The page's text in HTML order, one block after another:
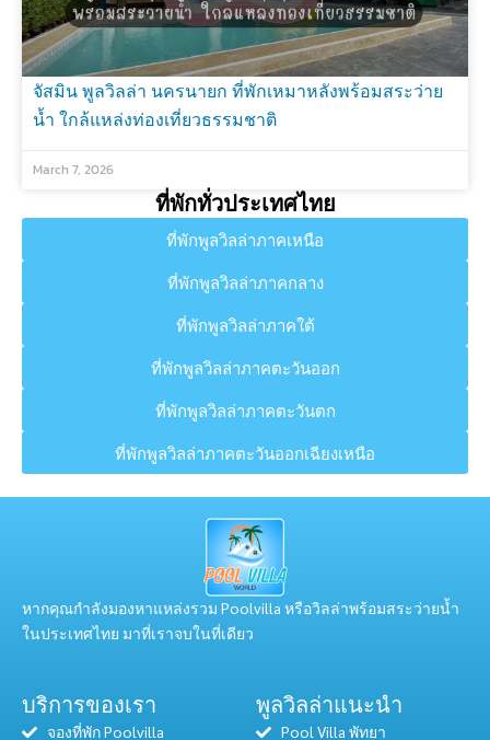
จัสมิน พูลวิลล่า นครนายก ที่พักเหมาหลังพร้อมสระว่าย
น้ำ ใกล้แหล่งท่องเที่ยวธรรมชาติ
March 7, 2026
ที่พักทั่วประเทศไทย
ที่พักพูลวิลล่าภาคเหนือ
ที่พักพูลวิลล่าภาคกลาง
ที่พักพูลวิลล่าภาคใต้
ที่พักพูลวิลล่าภาคตะวันออก
ที่พักพูลวิลล่าภาคตะวันตก
ที่พักพูลวิลล่าภาคตะวันออกเฉียงเหนือ
หากคุณกำลังมองหาแหล่งรวม Poolvilla หรือวิลล่าพร้อมสระว่ายน้ำ
ในประเทศไทย มาที่เราจบในที่เดียว
บริการของเรา
จองที่พัก Poolvilla
พูลวิลล่าแนะนำ
Pool Villa พัทยา